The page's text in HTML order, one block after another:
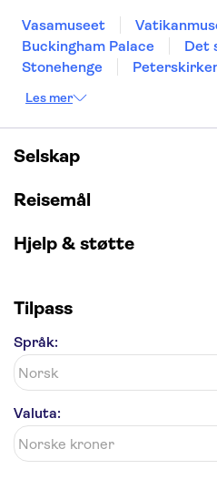
Vasamuseet
Buckingham Palace
Det
Stonehenge
Burj Khalifa
Alcatraz
Alhambra
Anne Franks hus
Blue Lagoon
Les mer
Selskap
Reisemål
Hjelp & støtte
Tilpass
Språk:
Valuta: